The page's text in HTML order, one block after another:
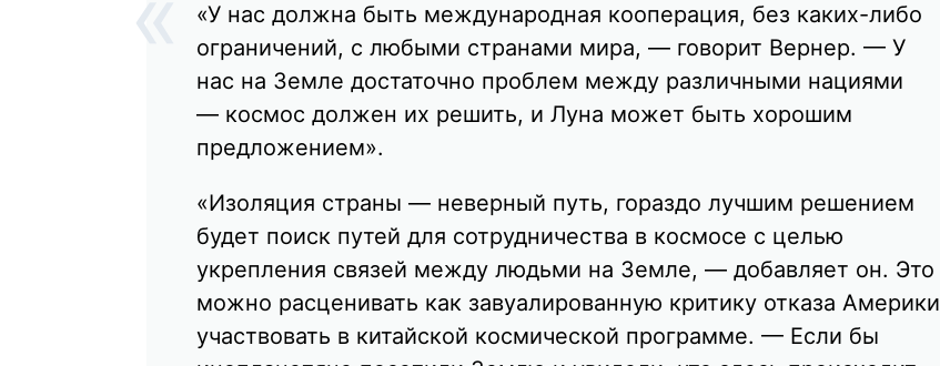
«У нас должна быть международная кооперация, без каких-либо
ограничений, с любыми странами мира, — говорит Вернер. — У
нас на Земле достаточно проблем между различными нациями
— космос должен их решить, и Луна может быть хорошим
предложением».
«Изоляция страны — неверный путь, гораздо лучшим решением
будет поиск путей для сотрудничества в космосе с целью
укрепления связей между людьми на Земле, — добавляет он. Это
можно расценивать как завуалированную критику отказа Америки
участвовать в китайской космической программе. — Если бы